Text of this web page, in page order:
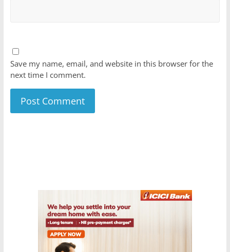
Save my name, email, and website in this browser for the
next time I comment.